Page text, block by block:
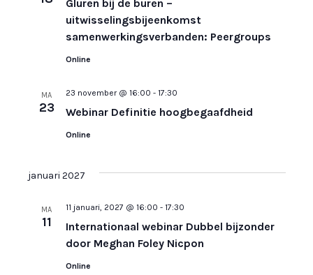
Gluren bij de buren –
uitwisselingsbijeenkomst
samenwerkingsverbanden: Peergroups
Online
MA
23 Webinar Definitie hoogbegaafdheid
23 november @ 16:00 - 17:30
Online
januari 2027
MA
11
Internationaal webinar Dubbel bijzonder
door Meghan Foley Nicpon
11 januari, 2027 @ 16:00 - 17:30
Online